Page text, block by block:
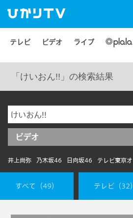
テレビ ビデオ ライブ
「けいおん!!」の検索結果
ビデオ
井上尚弥 乃木坂46 日向坂46 テレビ東京
すべて （49） テレビ （32）